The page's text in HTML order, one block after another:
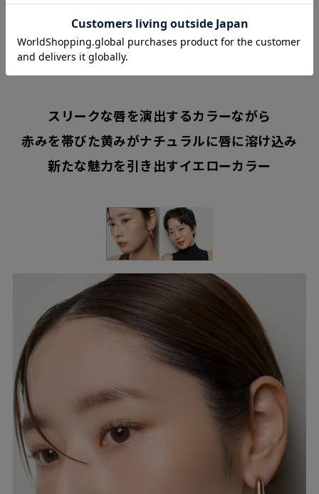
YELLOW
スリークな唇を演出するカラーながら
赤みを帯びた黄みがナチュラルに唇に溶け込み
新たな魅力を引き出すイエローカラー